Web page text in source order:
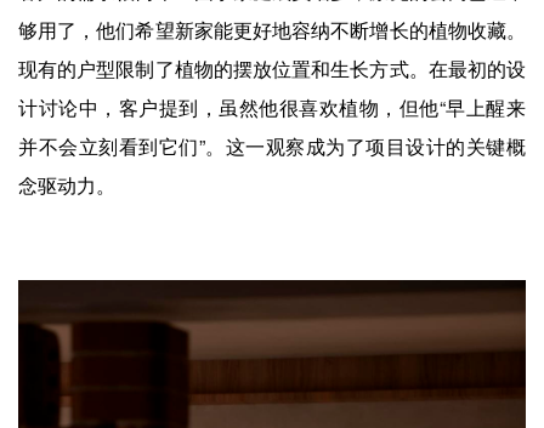
够用了，他们希望新家能更好地容纳不断增长的植物收藏。
现有的户型限制了植物的摆放位置和生长方式。在最初的设
计讨论中，客户提到，虽然他很喜欢植物，但他“早上醒来
并不会立刻看到它们”。这一观察成为了项目设计的关键概
念驱动力。